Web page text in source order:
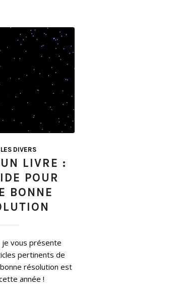
DIVERS
LIVRE :
POUR
BONNE
je vous présente
pertinents de
résolution est
année !